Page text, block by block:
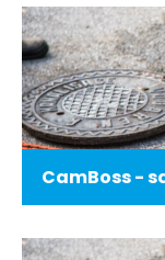
CamBoss -